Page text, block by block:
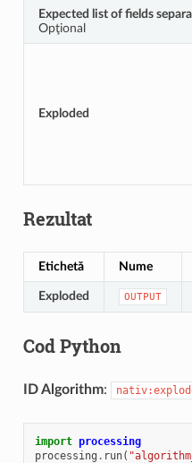
Expected list of fields
Opţional
Exploded
Rezultat
Etichetă Nume
Exploded OUTPUT
Cod Python
ID Algorithm:
import processing
processing . run(